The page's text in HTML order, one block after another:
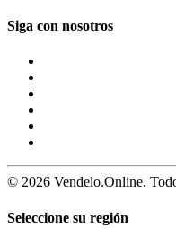
Siga con nosotros
© 2026 Vendelo.Online.
Seleccione su región